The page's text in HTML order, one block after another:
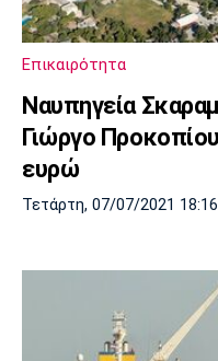
Πολιτισμός
Τραγούδια
Cine Spot
Running
Media
Παρασκήνιο
Πρόγραμμα TV
Επικαιρότητα
Ναυπηγεία
Γιώργο
ευρώ
Τετάρτη, 07/07/2021 18:16